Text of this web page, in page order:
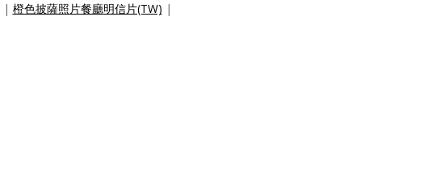
| 橙色披薩照片餐廳明信片(TW) |